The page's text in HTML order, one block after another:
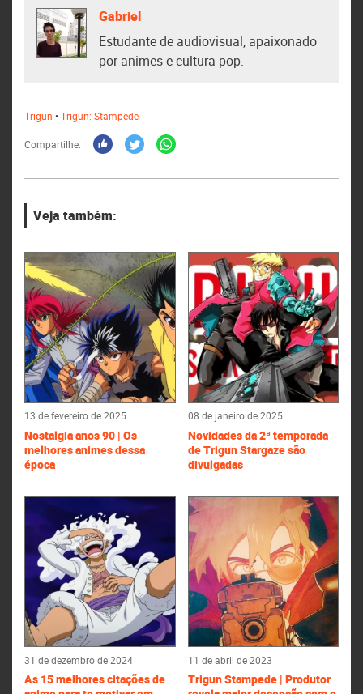
Gabriel
Estudante de audiovisual, apaixonado
por animes e cultura pop.
Trigun •Trigun: Stampede
Compartilhe:
Veja também:
13 de fevereiro de 2025
Nostalgia anos 90 | Os
melhores animes dessa
época
08 de janeiro de 2025
Novidades da 2ª temporada
de Trigun Stargaze são
divulgadas
31 de dezembro de 2024
As 15 melhores citações de
11 de abril de 2023
Trigun Stampede | Produtor